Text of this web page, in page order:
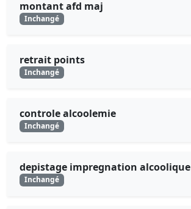
montant afd maj
Inchangé
retrait points
Inchangé
controle alcoolemie
Inchangé
depistage impregnation alcoolique
Inchangé